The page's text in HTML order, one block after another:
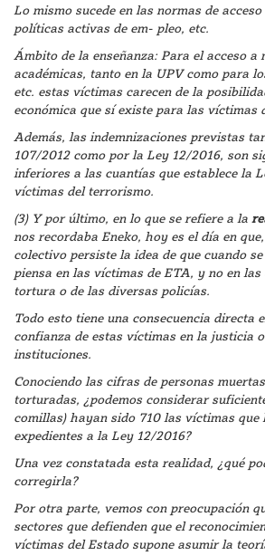
Lo mismo sucede en las normas de
políticas activas de em- pleo, etc.
Ámbito de la enseñanza: Para el acceso a
académicas, tanto en la UPV como para
etc. estas víctimas carecen de la
económica que sí existe para las víctimas
Además, las indemnizaciones previstas
107/2012 como por la Ley 12/2016, son
inferiores a las cuantías que establece la
víctimas del terrorismo.
(3) Y por último, en lo que se refiere a la
nos recordaba Eneko, hoy es el día en
colectivo persiste la idea de que cuando
piensa en las víctimas de ETA, y no en
tortura o de las diversas policías.
Todo esto tiene una consecuencia directa
confianza de estas víctimas en la justicia
instituciones.
Conociendo las cifras de personas
torturadas, ¿podemos considerar
comillas) hayan sido 710 las víctimas que
expedientes a la Ley 12/2016?
Una vez constatada esta realidad, ¿qué
corregirla?
Por otra parte, vemos con preocupación
sectores que defienden que el
víctimas del Estado supone asumir la